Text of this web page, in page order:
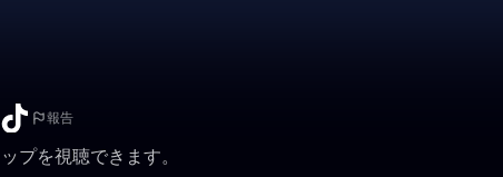
報告
を視聴できます。